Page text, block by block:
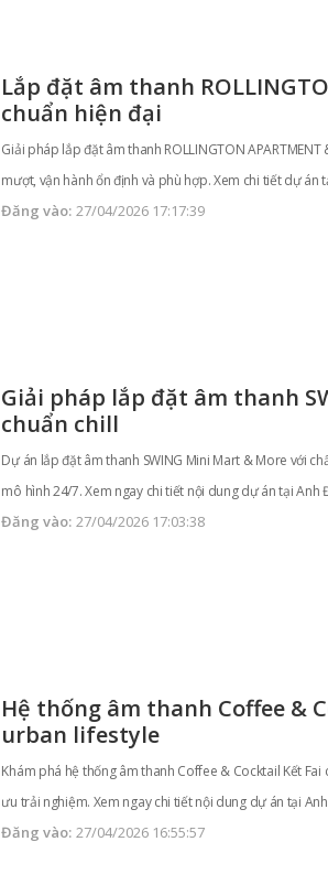
Lắp đặt âm thanh
chuẩn hiện đại
Giải pháp lắp đặt âm thanh ROLLINGTON
mượt, vận hành ổn định và phù hợp. Xem chi tiết dự án
Đăng vào: 27/04/2026 17:17:39
Giải pháp lắp đặt âm thanh
chuẩn chill
Dự án lắp đặt âm thanh SWING Mini Mart & More với
mô hình 24/7. Xem ngay chi tiết nội dung dự án tại Anh
Đăng vào: 27/04/2026 17:03:38
Hệ thống âm thanh Coffee &
urban lifestyle
Khám phá hệ thống âm thanh Coffee & Cocktail Kết
ưu trải nghiệm. Xem ngay chi tiết nội dung dự án tại
Đăng vào: 27/04/2026 16:55:57